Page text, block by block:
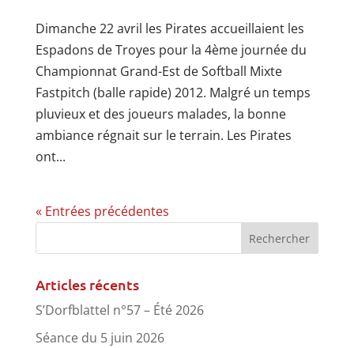
Dimanche 22 avril les Pirates accueillaient les
Espadons de Troyes pour la 4ème journée du
Championnat Grand-Est de Softball Mixte
Fastpitch (balle rapide) 2012. Malgré un temps
pluvieux et des joueurs malades, la bonne
ambiance régnait sur le terrain. Les Pirates
ont...
« Entrées précédentes
Articles récents
S’Dorfblattel n°57 – Été 2026
Séance du 5 juin 2026